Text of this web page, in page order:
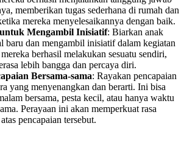
memberikan tugas sederhana di rumah dan
mereka menyelesaikannya dengan baik.
Mengambil Inisiatif: Biarkan anak
baru dan mengambil inisiatif dalam kegiatan
berhasil melakukan sesuatu sendiri,
lebih bangga dan percaya diri.
Bersama-sama: Rayakan pencapaian
yang menyenangkan dan berarti. Ini bisa
bersama, pesta kecil, atau hanya waktu
Perayaan ini akan memperkuat rasa
pencapaian tersebut.